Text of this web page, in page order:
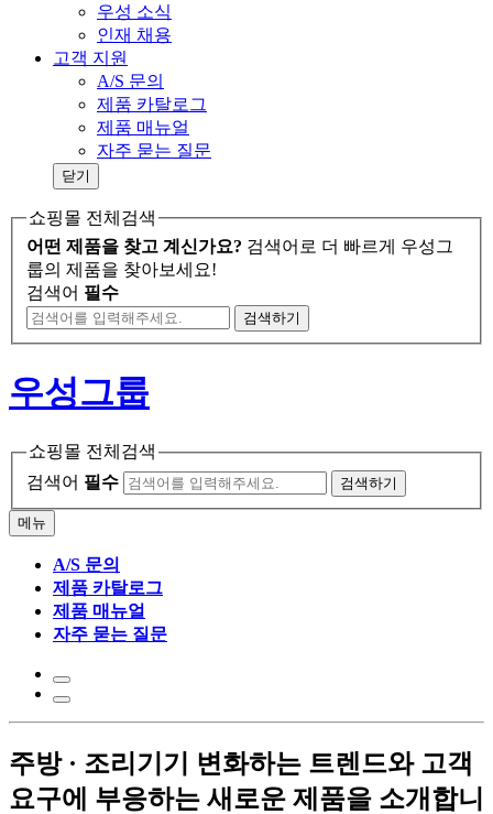
우성 소식
인재 채용
고객 지원
A/S 문의
제품 카탈로그
제품 매뉴얼
자주 묻는 질문
닫기
쇼핑몰 전체검색
어떤 제품을 찾고 계신가요? 검색어로 더 빠르게 우성그
룹의 제품을 찾아보세요!
검색어 필수
검색하기
우성그룹
쇼핑몰 전체검색
검색어 필수 검색하기
메뉴
A/S 문의
제품 카탈로그
제품 매뉴얼
자주 묻는 질문
주방 · 조리기기
변화하는 트렌드와 고객
요구에 부응하는 새로운 제품을 소개합니